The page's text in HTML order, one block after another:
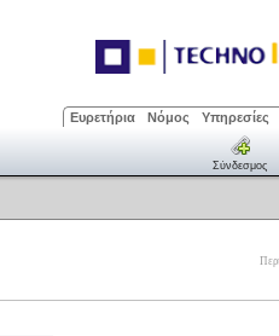
Ευρετήρια Νόμος Υπηρεσίες
Σύνδεσμος